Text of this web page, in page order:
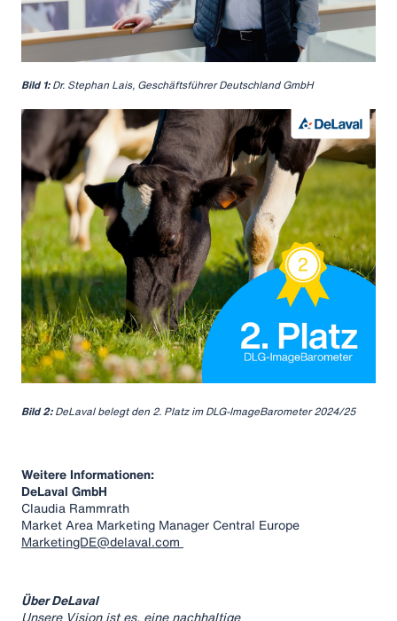
Bild 1:Dr. Stephan Lais, Geschäftsführer Deutschland GmbH
Bild 2:DeLaval belegt den 2. Platz im DLG-ImageBarometer 2024/25
Weitere Informationen:
DeLaval GmbH
Claudia Rammrath
Market Area Marketing Manager Central Europe
MarketingDE@delaval.com
Über DeLaval
Unsere Vision ist es, eine nachhaltige